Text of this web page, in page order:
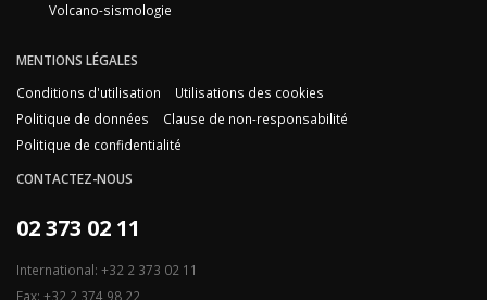
Volcano-sismologie
MENTIONS LÉGALES
Conditions d'utilisation
Utilisations des cookies
Politique de données
Clause de non-responsabilité
Politique de confidentialité
CONTACTEZ-NOUS
02 373 02 11
International: +32 2 373 02 11
Fax: +32 2 374 98 22